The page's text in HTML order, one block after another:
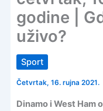
godine |
uživo?
Sport
Četvrtak, 16. rujna 2021.
Dinamo i West Ham